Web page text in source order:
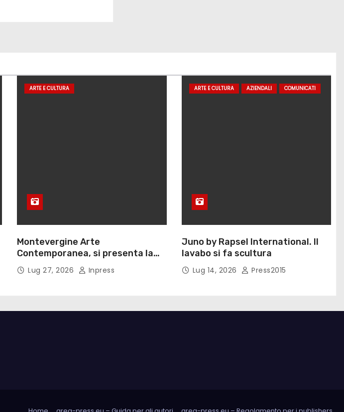
ARTE E CULTURA
Montevergine Arte
Contemporanea, si presenta la
monografia dedicata a Eliana
Adorno
Lug 27, 2026 Inpress
ARTE E CULTURA AZIENDALI COMUNICATI
Juno by Rapsel International. Il
lavabo si fa scultura
Lug 14, 2026 Press2015